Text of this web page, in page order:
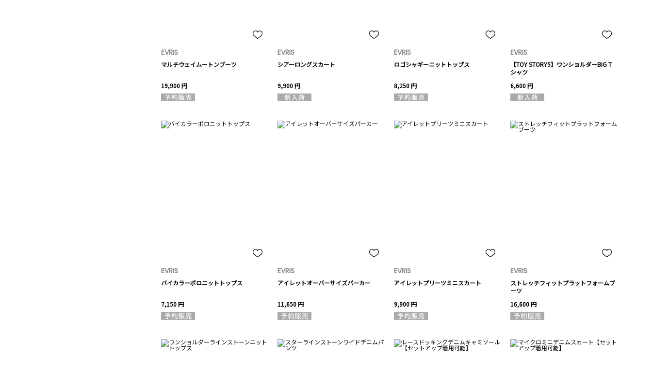
EVRIS
マルチウェイムートンブーツ
19,900 円
EVRIS
シアーロングスカート
9,900 円
EVRIS
ロゴシャギーニットトップス
8,250 円
EVRIS
【TOY STORY5】ワンショルダーBIG T
シャツ
6,600 円
EVRIS
バイカラーポロニットトップス
7,150 円
EVRIS
アイレットオーバーサイズパーカー
11,650 円
EVRIS
アイレットプリーツミニスカート
9,900 円
EVRIS
ストレッチフィットプラットフォームブ
ーツ
16,600 円